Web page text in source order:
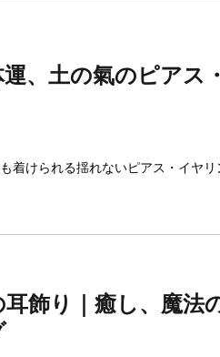
、土の氣のピアス
着けられる揺れないピアス・イヤリ
飾り｜癒し、魔法